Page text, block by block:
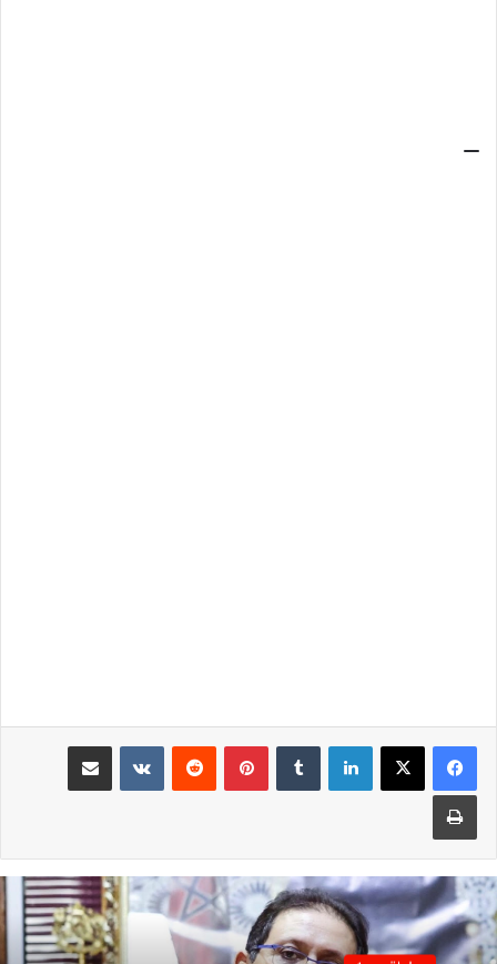
لينكدإن بينتيريست
مشاركة عبر البريد
طباعة